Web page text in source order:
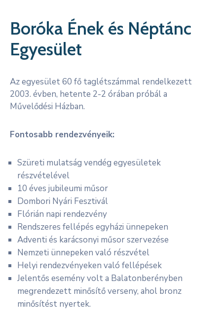
Boróka Ének és Néptánc
Egyesület
Az egyesület 60 fő taglétszámmal rendelkezett
2003. évben, hetente 2-2 órában próbál a
Művelődési Házban.
Fontosabb rendezvényeik:
Szüreti mulatság vendég egyesületek
részvételével
10 éves jubileumi műsor
Dombori Nyári Fesztivál
Flórián napi rendezvény
Rendszeres fellépés egyházi ünnepeken
Adventi és karácsonyi műsor szervezése
Nemzeti ünnepeken való részvétel
Helyi rendezvényeken való fellépések
Jelentős esemény volt a Balatonberényben
megrendezett minősítő verseny, ahol bronz
minősítést nyertek.